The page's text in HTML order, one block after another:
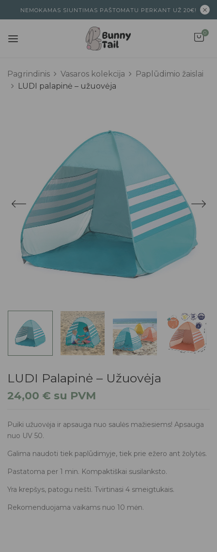
NEMOKAMAS SIUNTIMAS PAŠTOMATU PERKANT UŽ 20€!
0
Pagrindinis Vasaros kolekcija
Paplūdimio žaislai
LUDI palapinė – užuovėja
LUDI Palapinė – Užuovėja
24,00 € su PVM
Puiki užuovėja ir apsauga nuo saulės mažiesiems! Apsauga
nuo UV 50.
Galima naudoti tiek paplūdimyje, tiek prie ežero ant žolytės.
Pastatoma per 1 min. Kompaktiškai susilanksto.
Yra krepšys, patogu nešti. Tvirtinasi 4 smeigtukais.
Rekomenduojama vaikams nuo 10 mėn.